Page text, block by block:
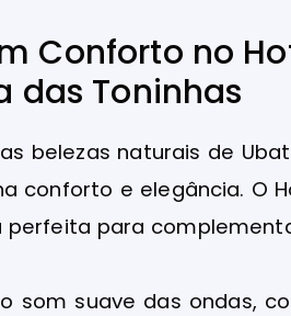
Conforto no
das Toninhas
belezas naturais de
conforto e elegância. O
perfeita para
som suave das ondas,